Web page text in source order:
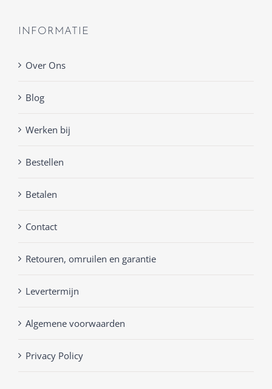
INFORMATIE
Over Ons
Blog
Werken bij
Bestellen
Betalen
Contact
Retouren, omruilen en garantie
Levertermijn
Algemene voorwaarden
Privacy Policy